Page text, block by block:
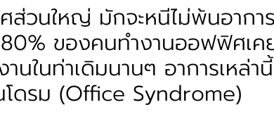
ส่วนใหญ่ มักจะหนีไม่พ้นอากา
ของคนทำงานออฟฟิศเค
นในท่าเดิมนานๆ อาการเหล่า
ดรม (Office Syndrome)